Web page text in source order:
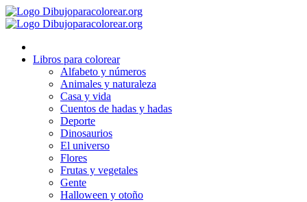
Ir
al
Libros para colorear
Alfabeto y números
Animales y naturaleza
Casa y vida
Cuentos de hadas y hadas
Deporte
Dinosaurios
El universo
Flores
Frutas y vegetales
Gente
Halloween y otoño